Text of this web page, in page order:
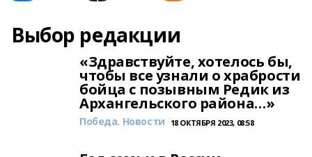
Выбор редакции
«Здравствуйте, хотелось бы,
чтобы все узнали о храбрости
бойца с позывным Редик из
Архангельского района…»
Победа. Новости 18 ОКТЯБРЯ 2023, 08:58